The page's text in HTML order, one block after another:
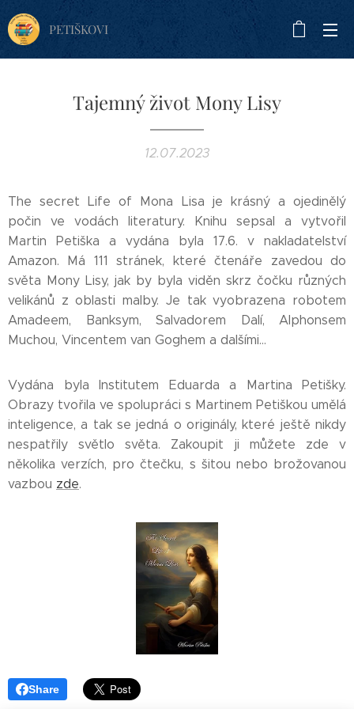
PETIŠKOVI
Tajemný život Mony Lisy
12.07.2023
The secret Life of Mona Lisa je krásný a ojedinělý
počin ve vodách literatury. Knihu sepsal a vytvořil
Martin Petiška a vydána byla 17.6. v nakladatelství
Amazon. Má 111 stránek, které čtenáře zavedou do
světa Mony Lisy, jak by byla viděn skrz čočku různých
velikánů z oblasti malby. Je tak vyobrazena robotem
Amadeem, Banksym, Salvadorem Dalí, Alphonsem
Muchou, Vincentem van Goghem a dalšími...
Vydána byla Institutem Eduarda a Martina Petišky.
Obrazy tvořila ve spolupráci s Martinem Petiškou umělá
inteligence, a tak se jedná o originály, které ještě nikdy
nespatřily světlo světa. Zakoupit ji můžete zde v
několika verzích, pro čtečku, s šitou nebo brožovanou
vazbou zde.
Share